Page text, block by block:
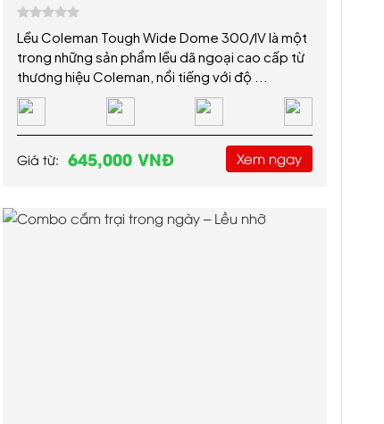
Lều Coleman Tough Wide Dome 300/IV là một
trong những sản phẩm lều dã ngoại cao cấp từ
thương hiệu Coleman, nổi tiếng với độ ...
Giá từ: 645,000 VNĐ Xem ngay